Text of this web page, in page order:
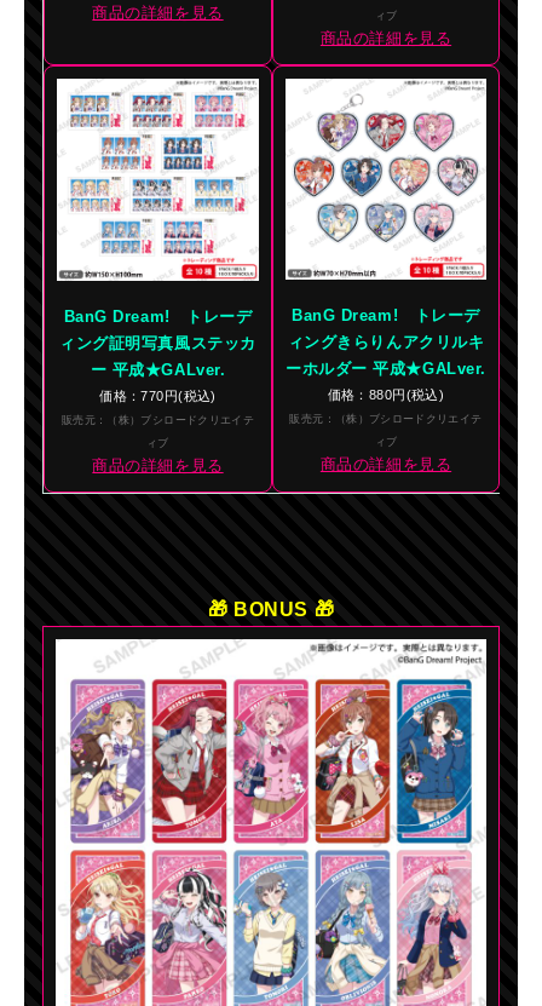
商品の詳細を見る
ィブ
商品の詳細を見る
BanG Dream! トレーデ
ィング証明写真風ステッカ
ー 平成★GALver.
価格：770円(税込)
販売元：（株）ブシロードクリエイテ
ィブ
商品の詳細を見る
BanG Dream! トレーデ
ィングきらりんアクリルキ
ーホルダー 平成★GALver.
価格：880円(税込)
販売元：（株）ブシロードクリエイテ
ィブ
商品の詳細を見る
🎁 BONUS 🎁